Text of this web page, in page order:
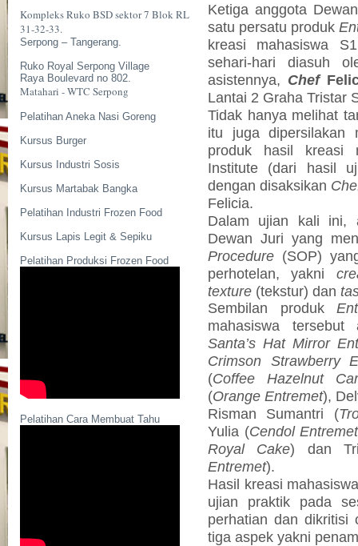
Kompleks Ruko BSD sektor 7 Blok RL
31-32-33.
Serpong – Tangerang.
Ruko Royal Serpong Village
Raya Boulevard no 802.
Matahari - WTC Serpong
Pelatihan Aneka Nasi Goreng
Kursus Burger
Kursus Industri Sosis
Kursus Martabak Bangka
Pelatihan Industri Frozen Food
Kursus Lapis Legit & Sepiku
Pelatihan Produksi Frozen Food
Pelatihan Cara Membuat Tahu
Ketiga anggota
satu persatu produk
kreasi mahasiswa
sehari-hari diasuh
asistennya, Chef
Lantai 2 Graha Tristar
Tidak hanya melihat
itu juga dipersilakan
produk hasil kreasi
Institute (dari hasil
dengan disaksikan
Felicia.
Dalam ujian kali ini,
Dewan Juri yang
Procedure (SOP)
perhotelan, yakni
texture (tekstur) dan
Sembilan produk
mahasiswa
Santa’s Hat Mirror
Crimson Strawberry
(Coffee Hazelnut
(Orange Entremet),
Risman Sumantri (
Yulia (Cendol Entremet
Royal Cake) dan
Entremet).
Hasil kreasi
ujian praktik pada
perhatian dan dikritisi
tiga aspek yakni